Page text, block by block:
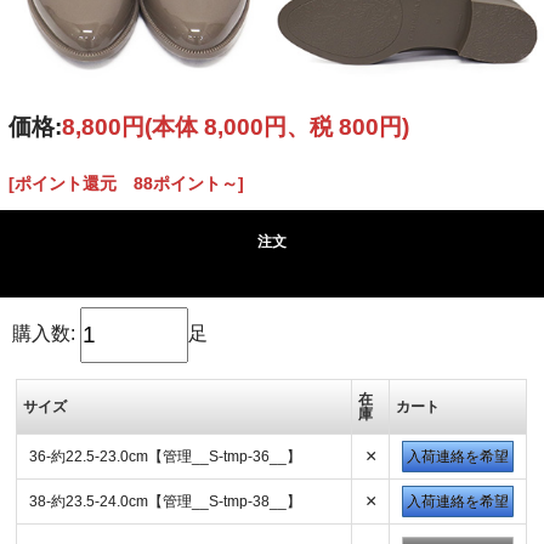
価格:8,800円(本体 8,000円、税 800円)
[ポイント還元 88ポイント～]
注文
購入数: 足
サイズ
在
庫
カート
36-約22.5-23.0cm【管理__S-tmp-36__】 × 入荷連絡を希望
38-約23.5-24.0cm【管理__S-tmp-38__】 × 入荷連絡を希望